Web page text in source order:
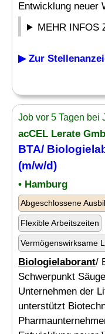
Entwicklung neuer
MEHR INFOS
▶ Zur
Job vor 5 Tagen bei
acCEL Lerate
BTA/
(m/w/d)
• Hamburg
Abgeschlossene
Flexible Arbeitszeiten
Vermögenswirksame
Biologielaborant/
Schwerpunkt
Unternehmen der
unterstützt